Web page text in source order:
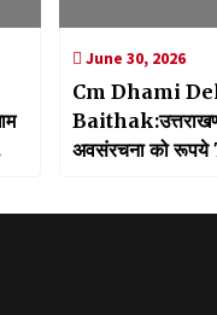
June 30, 2026
Cm Dhami
अवसंरचना को रूपये
सीमांत क्षेत्रों और